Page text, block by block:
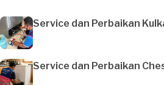
Service dan Perbaikan
Service dan Perbaikan